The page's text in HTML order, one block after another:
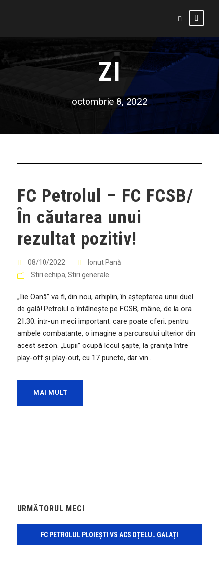
ZI
octombrie 8, 2022
FC Petrolul – FC FCSB/
În căutarea unui
rezultat pozitiv!
08/10/2022
Ionut Pană
Stiri echipa, Stiri generale
„Ilie Oană” va fi, din nou, arhiplin, în așteptarea unui duel
de gală! Petrolul o întâlnește pe FCSB, mâine, de la ora
21.30, într-un meci important, care poate oferi, pentru
ambele combatante, o imagine a parcursului ulterior din
acest sezon. „Lupii” ocupă locul șapte, la granița între
play-off și play-out, cu 17 puncte, dar vin...
MAI MULT
URMĂTORUL MECI
FC PETROLUL PLOIEȘTI VS ACS OȚELUL GALAȚI